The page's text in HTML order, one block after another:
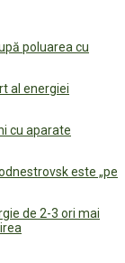
poluarea cu
al energiei
cu aparate
este „pe
de 2-3 ori mai